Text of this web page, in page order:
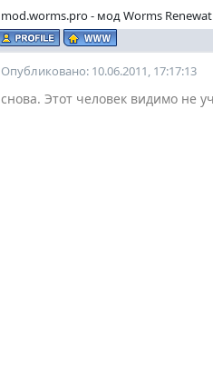
mod.worms.pro - мод Worms
Опубликовано: 10.06.2011, 17:17:13
снова. Этот человек видимо не